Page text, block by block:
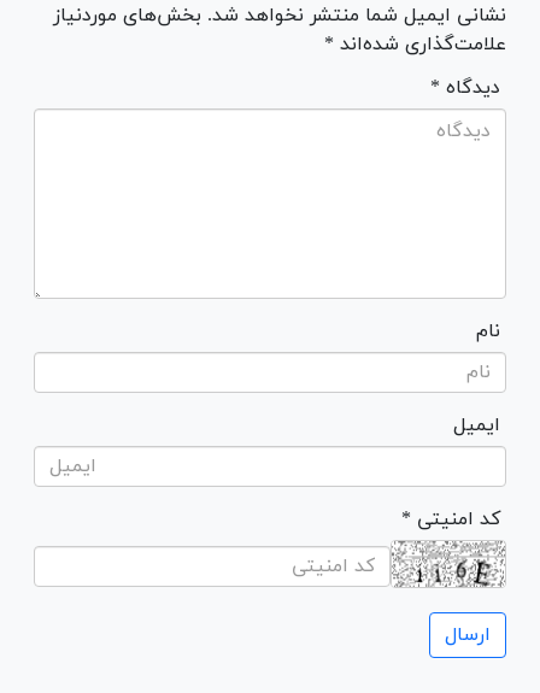
نشانی ایمیل شما منتشر نخواهد شد. بخش‌های موردنیاز
علامت‌گذاری شده‌اند *
* دیدگاه
نام
ایمیل
* کد امنیتی